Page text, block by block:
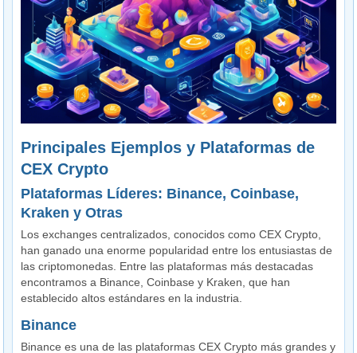
Principales Ejemplos y Plataformas de
CEX Crypto
Plataformas Líderes: Binance, Coinbase,
Kraken y Otras
Los exchanges centralizados, conocidos como CEX Crypto,
han ganado una enorme popularidad entre los entusiastas de
las criptomonedas. Entre las plataformas más destacadas
encontramos a Binance, Coinbase y Kraken, que han
establecido altos estándares en la industria.
Binance
Binance es una de las plataformas CEX Crypto más grandes y